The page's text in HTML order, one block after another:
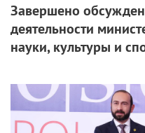
Завершено
деятельности
науки, культуры и